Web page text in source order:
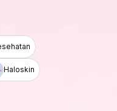
Haloskin